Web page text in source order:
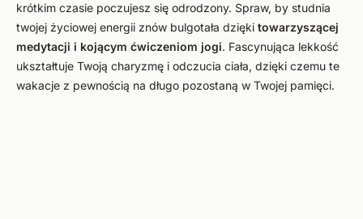
krótkim czasie poczujesz się odrodzony. Spraw, by studnia
twojej życiowej energii znów bulgotała dzięki towarzyszącej
medytacji i kojącym ćwiczeniom jogi. Fascynująca lekkość
ukształtuje Twoją charyzmę i odczucia ciała, dzięki czemu te
wakacje z pewnością na długo pozostaną w Twojej pamięci.